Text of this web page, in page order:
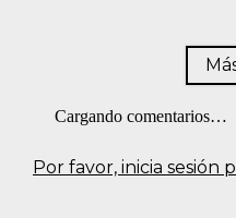
Por favor, inicia sesión
Cargando comentarios…